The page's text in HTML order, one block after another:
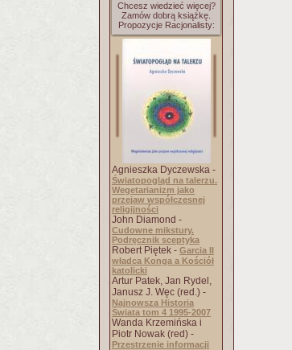
Chcesz wiedzieć więcej?
Zamów dobrą książkę.
Propozycje Racjonalisty:
Agnieszka Dyczewska -
Światopogląd na talerzu.
Wegetarianizm jako
przejaw współczesnej
religijności
John Diamond -
Cudowne mikstury.
Podręcznik sceptyka
Robert Piętek - Garcia II
władca Konga a Kościół
katolicki
Artur Patek, Jan Rydel,
Janusz J. Węc (red.) -
Najnowsza Historia
Świata tom 4 1995-2007
Wanda Krzemińska i
Piotr Nowak (red) -
Przestrzenie informacji